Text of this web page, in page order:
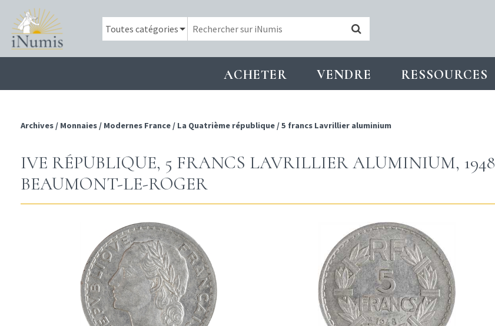
ACHETER VENDRE RESSOURCES
Archives / Monnaies / Modernes France / La Quatrième république /5 francs Lavrillier aluminium
IVE RÉPUBLIQUE, 5 FRANCS LAVRILLIER ALUMINIUM, 1948
BEAUMONT-LE-ROGER